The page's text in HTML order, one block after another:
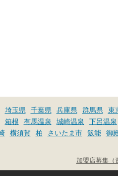
埼玉県 千葉県 兵庫県 群馬県 東
箱根 有馬温泉 城崎温泉 下呂温泉
横須賀 柏 さいたま市 飯能 御
加盟店募集（